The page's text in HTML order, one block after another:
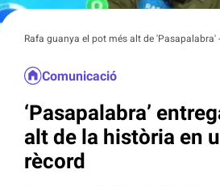
Rafa guanya el pot més alt de 'Pasapalabra'
Comunicació
‘Pasapalabra’
alt de la història en
rècord